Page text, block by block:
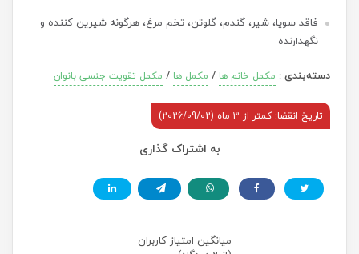
فاقد سویا، شیر، گندم، گلوتن، تخم مرغ، هرگونه شیرین کننده و
نگهدارنده
دسته‌بندی: مکمل خانم ها / مکمل ها / مکمل تقویت جنسی بانوان
تاریخ انقضا: کمتر از 3 ماه (2026/09/02)
به اشتراک گذاری
میانگین امتیاز کاربران